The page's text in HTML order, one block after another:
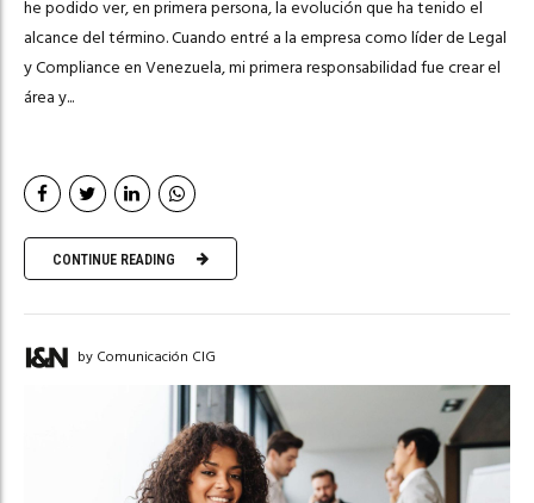
he podido ver, en primera persona, la evolución que ha tenido el
alcance del término. Cuando entré a la empresa como líder de Legal
y Compliance en Venezuela, mi primera responsabilidad fue crear el
área y...
CONTINUE READING
by Comunicación CIG